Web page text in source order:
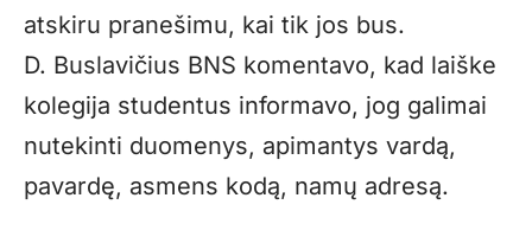
atskiru pranešimu, kai tik jos bus.
D. Buslavičius BNS komentavo, kad laiške
kolegija studentus informavo, jog galimai
nutekinti duomenys, apimantys vardą,
pavardę, asmens kodą, namų adresą.